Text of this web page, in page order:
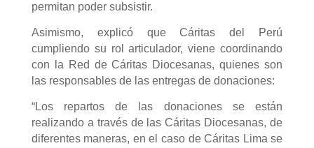
permitan poder subsistir.
Asimismo, explicó que Cáritas del Perú
cumpliendo su rol articulador, viene coordinando
con la Red de Cáritas Diocesanas, quienes son
las responsables de las entregas de donaciones:
“Los repartos de las donaciones se están
realizando a través de las Cáritas Diocesanas, de
diferentes maneras, en el caso de Cáritas Lima se